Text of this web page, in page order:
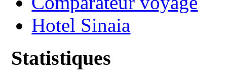
Hotel Sinaia
Statistiques